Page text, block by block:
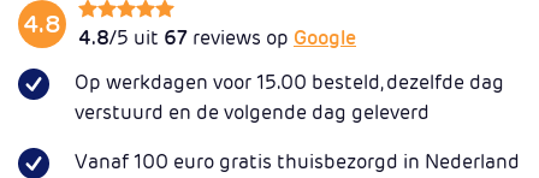
4.8 4.8/5 uit 67 reviews op Google
Op werkdagen voor 15.00 besteld, dezelfde dag
verstuurd en de volgende dag geleverd
Vanaf 100 euro gratis thuisbezorgd in Nederland